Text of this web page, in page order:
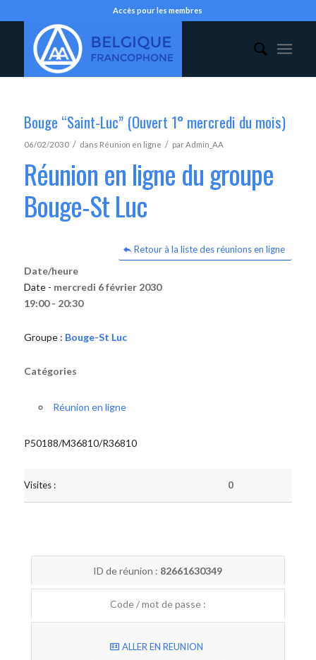
Accès pour les membres
Bouge “Saint-Luc” (Ouvert 1° mercredi du mois)
06/02/2030 / dans Réunion en ligne / parAdmin_AA
Réunion en ligne du groupe
Bouge-St Luc
Retour à la liste des réunions en ligne
Date/heure
Date - mercredi 6 février 2030
19:00 - 20:30
Groupe : Bouge-St Luc
Catégories
Réunion en ligne
P50188/M36810/R36810
Visites : 0
ID de réunion : 82661630349
Code / mot de passe :
ALLER EN REUNION